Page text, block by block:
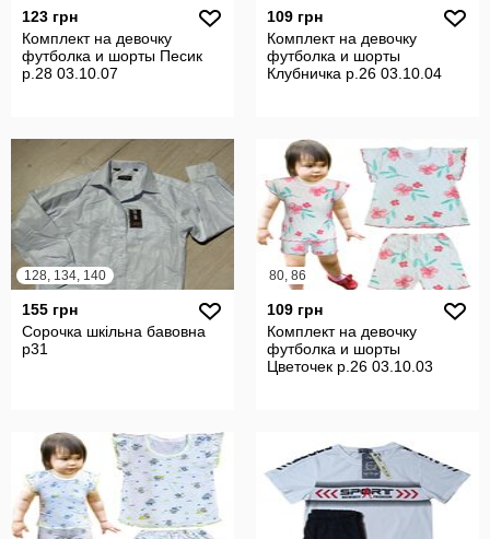
123 грн
Комплект на девочку
футболка и шорты Песик
р.28 03.10.07
109 грн
Комплект на девочку
футболка и шорты
Клубничка р.26 03.10.04
128, 134, 140
155 грн
Сорочка шкільна бавовна
р31
80, 86
109 грн
Комплект на девочку
футболка и шорты
Цветочек р.26 03.10.03